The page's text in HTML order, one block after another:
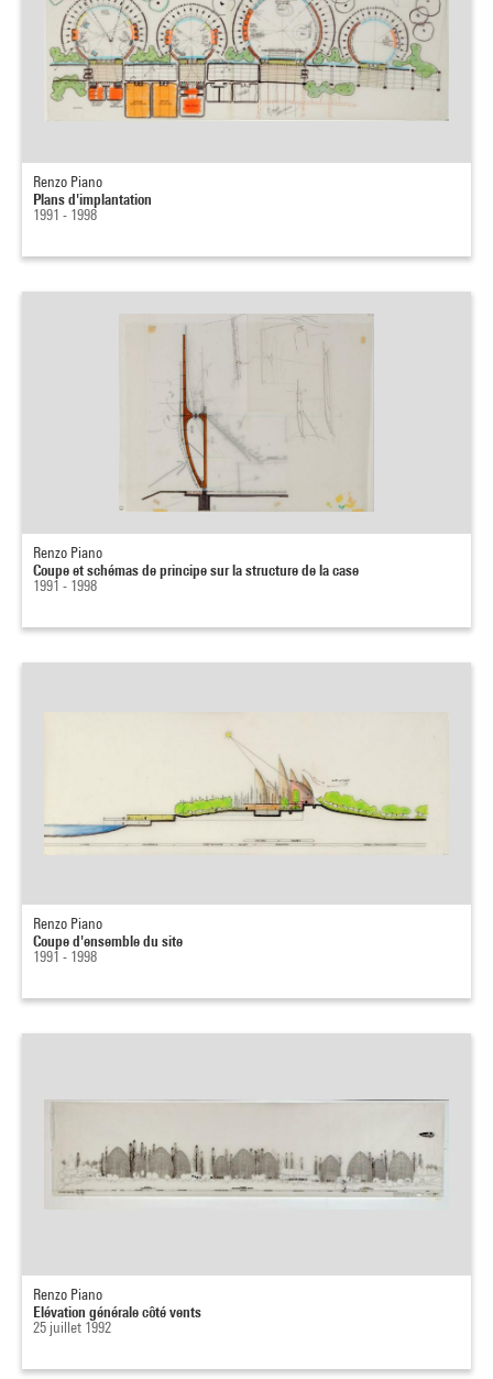
Renzo Piano
Plans d'implantation
1991 - 1998
Renzo Piano
Coupe et schémas de principe sur la structure de la case
1991 - 1998
Renzo Piano
Coupe d'ensemble du site
1991 - 1998
Renzo Piano
Elévation générale côté vents
25 juillet 1992